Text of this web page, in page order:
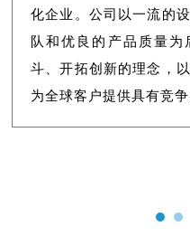
化企业。公司以一流的
队和优良的产品质量为
斗、开拓创新的理念，
为全球客户提供具有竞争